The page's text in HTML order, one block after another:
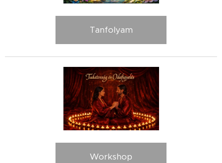
Tanfolyam
Workshop